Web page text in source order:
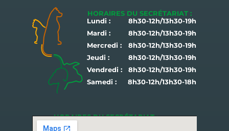
HORAIRES DU SECRÉTARIAT :
Lundi :
Mardi :
Mercredi :
Jeudi :
Vendredi :
Samedi :
8h30-12h/13h30-19h
8h30-12h/13h30-19h
8h30-12h/13h30-19h
8h30-12h/13h30-19h
8h30-12h/13h30-19h
8h30-12h/13h30-18h
HORAIRES DU SECRÉTARIAT :